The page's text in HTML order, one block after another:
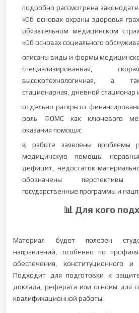
подробно рассмотрена
«Об основах охраны здоровья
обязательном медицинском
«Об основах социального
описаны виды и формы
специализированная,
высокотехнологичная, а
стационарная, дневной стационар
отдельно раскрыто
роль ФОМС как ключевого
оказания помощи;
в работе заявлены проблемы
медицинскую помощь:
дефицит, недостаток
обозначены
государственные программы и
📊 Для кого
Материал будет полезен
направлений, особенно по
обеспечения, конституционного и
Подходит для подготовки к
доклада, реферата или основы для
квалификационной работы.